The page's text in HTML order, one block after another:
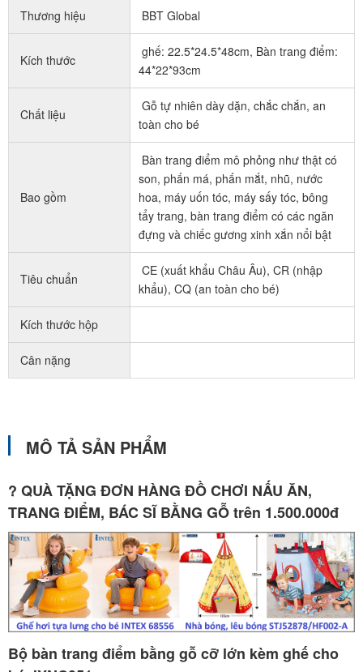
Thương hiệu BBT Global
Kích thước
ghế: 22.5*24.5*48cm, Bàn trang điểm:
44*22*93cm
Chất liệu
Gỗ tự nhiên dày dặn, chắc chắn, an
toàn cho bé
Bao gồm
Bàn trang điểm mô phỏng như thật có
son, phấn má, phấn mắt, nhũ, nước
hoa, máy uốn tóc, máy sấy tóc, bông
tẩy trang, bàn trang điểm có các ngăn
đựng và chiếc gương xinh xắn nổi bật
Tiêu chuẩn
CE (xuất khẩu Châu Âu), CR (nhập
khẩu), CQ (an toàn cho bé)
Kích thước hộp
Cân nặng
MÔ TẢ SẢN PHẨM
? QUÀ TẶNG ĐƠN HÀNG ĐỒ CHƠI NẤU ĂN,
TRANG ĐIỂM, BÁC SĨ BẰNG GỖ trên 1.500.000đ
Bộ bàn trang điểm bằng gỗ cỡ lớn kèm ghế cho